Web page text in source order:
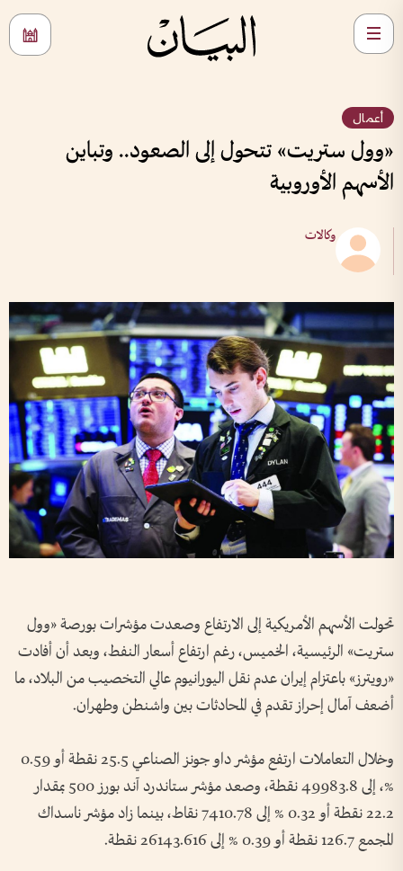
أعمال
«وول ستريت» تتحول إلى الصعود.. وتباين
الأسهم الأوروبية
وكالات
تحولت الأسهم الأمريكية إلى الارتفاع وصعدت مؤشرات بورصة «وول
ستريت» الرئيسية، الخميس، رغم ارتفاع أسعار النفط، وبعد أن ⁠أفادت
«رويترز» باعتزام إيران عدم نقل اليورانيوم عالي التخصيب من البلاد، ما
أضعف آمال إحراز تقدم في المحادثات بين واشنطن وطهران.
وخلال التعاملات ارتفع مؤشر داو جونز الصناعي 25.5 نقطة ⁠أو 0.59
%، إلى 49983.8 ⁠نقطة، ⁠وصعد مؤشر ستاندرد آند بورز ⁠500 بمقدار
22.2 نقطة أو 0.32 % إلى 7410.78 نقاط، بينما زاد مؤشر ناسداك
المجمع 126.7 نقطة أو 0.39 % إلى 26143.616 نقطة.